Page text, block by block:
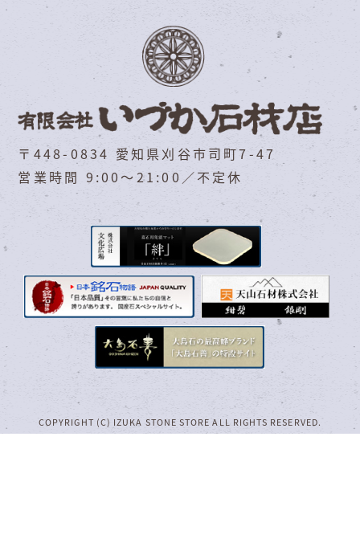
〒448-0834 愛知県刈谷市司町7-47
営業時間 9:00～21:00／不定休
COPYRIGHT (C) IZUKA STONE STORE ALL RIGHTS RESERVED.